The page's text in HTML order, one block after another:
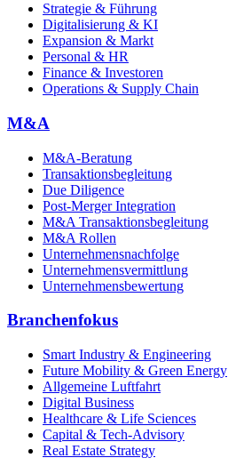
Strategie & Führung
Digitalisierung & KI
Expansion & Markt
Personal & HR
Finance & Investoren
Operations & Supply Chain
M&A
M&A-Beratung
Transaktionsbegleitung
Due Diligence
Post-Merger Integration
M&A Transaktionsbegleitung
M&A Rollen
Unternehmensnachfolge
Unternehmensvermittlung
Unternehmensbewertung
Branchenfokus
Smart Industry & Engineering
Future Mobility & Green Energy
Allgemeine Luftfahrt
Digital Business
Healthcare & Life Sciences
Capital & Tech-Advisory
Real Estate Strategy